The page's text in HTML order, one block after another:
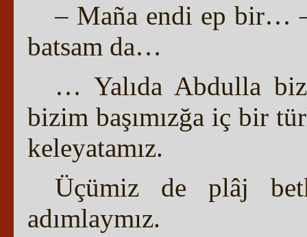
– Maña endi ep bir…
batsam da…
… Yalıda Abdulla
bizim başımızğa iç bir
keleyatamız.
Üçümiz de plâj
adımlaymız.